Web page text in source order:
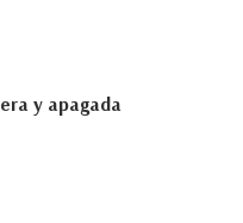
y apagada